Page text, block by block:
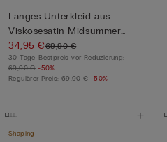
Langes Unterkleid aus
Viskosesatin Midsummer
Dream
34,95 €69,90 €
30-Tage-Bestpreis vor Reduzierung:
69,90 € -50%
Regulärer Preis: 69,90 € -50%
Shaping